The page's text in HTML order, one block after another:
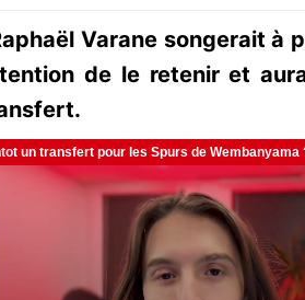
Varane songerait à
de le retenir et